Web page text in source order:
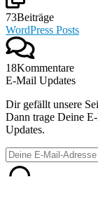
73Beiträge
WordPress Posts
18Kommentare
E-Mail Updates
Dir gefällt unsere
Dann trage Deine
Updates.